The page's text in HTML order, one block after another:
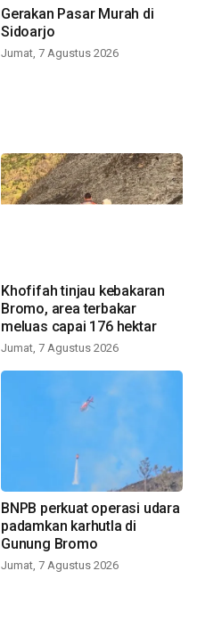
Gerakan Pasar Murah di
Sidoarjo
Jumat, 7 Agustus 2026
Khofifah tinjau kebakaran
Bromo, area terbakar
meluas capai 176 hektar
Jumat, 7 Agustus 2026
BNPB perkuat operasi udara
padamkan karhutla di
Gunung Bromo
Jumat, 7 Agustus 2026